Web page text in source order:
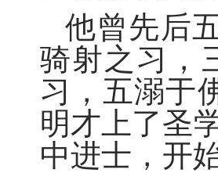
他曾先后
骑射之习，
习，五溺于
明才上了圣
中进士，开